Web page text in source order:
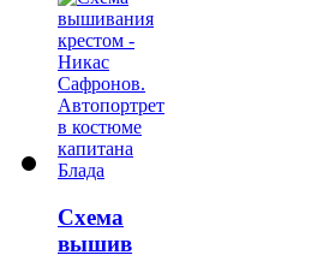
Схема
вышив